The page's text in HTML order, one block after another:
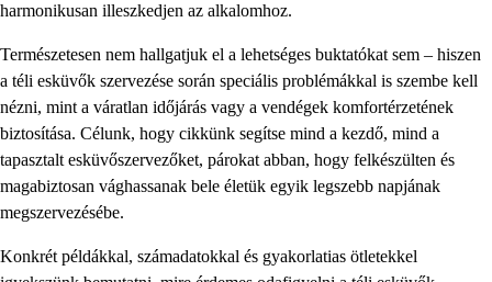
harmonikusan illeszkedjen az alkalomhoz.
Természetesen nem hallgatjuk el a lehetséges buktatókat sem – hiszen
a téli esküvők szervezése során speciális problémákkal is szembe kell
nézni, mint a váratlan időjárás vagy a vendégek komfortérzetének
biztosítása. Célunk, hogy cikkünk segítse mind a kezdő, mind a
tapasztalt esküvőszervezőket, párokat abban, hogy felkészülten és
magabiztosan vághassanak bele életük egyik legszebb napjának
megszervezésébe.
Konkrét példákkal, számadatokkal és gyakorlatias ötletekkel